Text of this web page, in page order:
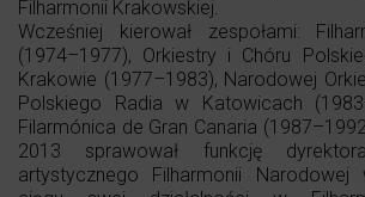
Filharmonii Krakowskiej.
Wcześniej kierował zespołami:
(1974–1977), Orkiestry i Chóru
Krakowie (1977–1983), Narodowej
Polskiego Radia w Katowicach
Filarmónica de Gran Canaria
2013 sprawował funkcję
artystycznego Filharmonii